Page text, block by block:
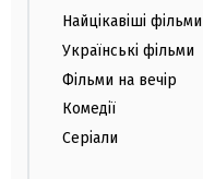
Найцікавіші фільми
Українські фільми
Фільми на вечір
Комедії
Серіали